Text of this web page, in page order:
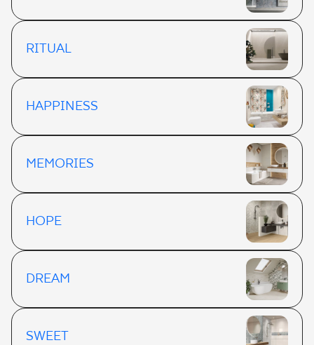
RITUAL
HAPPINESS
MEMORIES
HOPE
DREAM
SWEET